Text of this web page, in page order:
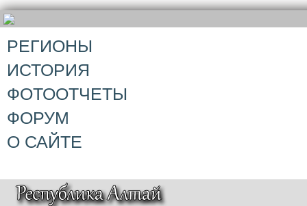
РЕГИОНЫ
ИСТОРИЯ
ФОТООТЧЕТЫ
ФОРУМ
О САЙТЕ